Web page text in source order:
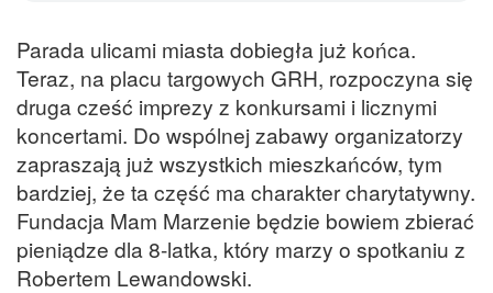
Parada ulicami miasta dobiegła już końca.
Teraz, na placu targowych GRH, rozpoczyna się
druga cześć imprezy z konkursami i licznymi
koncertami. Do wspólnej zabawy organizatorzy
zapraszają już wszystkich mieszkańców, tym
bardziej, że ta część ma charakter charytatywny.
Fundacja Mam Marzenie będzie bowiem zbierać
pieniądze dla 8-latka, który marzy o spotkaniu z
Robertem Lewandowski.